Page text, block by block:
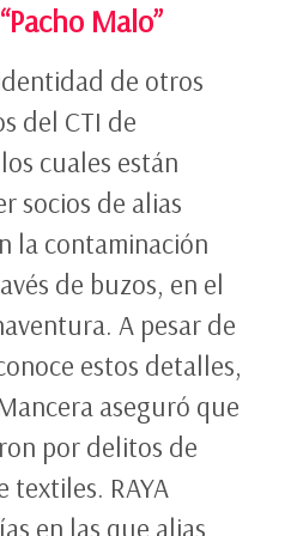
Malo”
de otros
del CTI de
cuales están
socios de alias
la contaminación
de buzos, en el
A pesar de
estos detalles,
aseguró que
por delitos de
textiles. RAYA
en las que alias